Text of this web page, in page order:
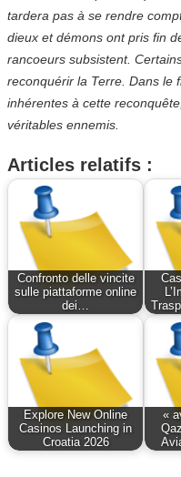
tardera pas à se rendre
dieux et démons ont pris fin
rancoeurs subsistent.
reconquérir la Terre. Dans le
inhérentes à cette
véritables ennemis.
Articles relatifs :
Confronto delle vincite
sulle piattaforme online
dei…
Explore New Online
Casinos Launching in
Croatia 2026
«